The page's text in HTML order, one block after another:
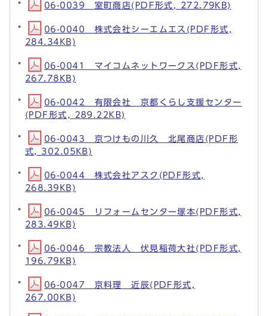
06-0039 室町商店(PDF形式, 272.79KB)
06-0040 株式会社シーエムエス(PDF形式,
284.34KB)
06-0041 マイコムネットワークス(PDF形式,
267.78KB)
06-0042 有限会社 京都くらし支援センター
(PDF形式, 289.22KB)
06-0043 京つけもの川久 北尾商店(PDF形
式, 302.05KB)
06-0044 株式会社アスク(PDF形式,
268.39KB)
06-0045 リフォームセンター塚本(PDF形式,
283.49KB)
06-0046 宗教法人 伏見稲荷大社(PDF形式,
196.79KB)
06-0047 京料理 近辰(PDF形式,
267.00KB)